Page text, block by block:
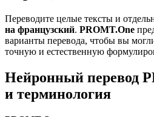
Переводите целые тексты и
на французский. PROMT.One
варианты перевода, чтобы вы
точную и естественную
Нейронный перевод
и терминология